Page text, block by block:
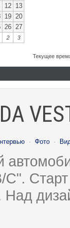
12 13
19 20
26 27
2 3
Текущее
· Фото ·
Над